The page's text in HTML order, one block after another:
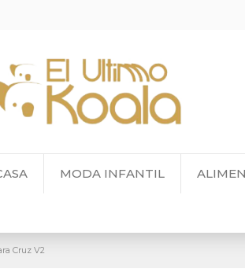
MODA INFANTIL
Cruz V2